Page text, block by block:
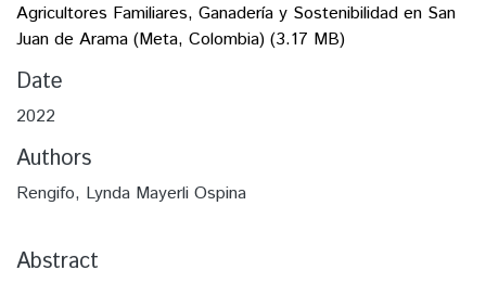
Agricultores Familiares, Ganadería y Sostenibilidad en San
Juan de Arama (Meta, Colombia) (3.17 MB)
Date
2022
Authors
Rengifo, Lynda Mayerli Ospina
Abstract